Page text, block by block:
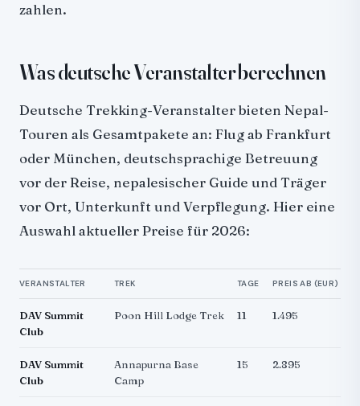
zahlen.
Was deutsche Veranstalter berechnen
Deutsche Trekking-Veranstalter bieten Nepal-
Touren als Gesamtpakete an: Flug ab Frankfurt
oder München, deutschsprachige Betreuung
vor der Reise, nepalesischer Guide und Träger
vor Ort, Unterkunft und Verpflegung. Hier eine
Auswahl aktueller Preise für 2026:
VERANSTALTER TREK TAGE PREIS AB (EUR)
DAV Summit
Club
Poon Hill Lodge Trek 11 1.495
DAV Summit
Club
Annapurna Base
Camp
15 2.895